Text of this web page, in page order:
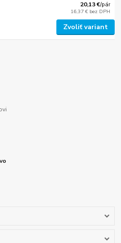
20,13 €/pár
16,37 € bez DPH
Zvoliť variant